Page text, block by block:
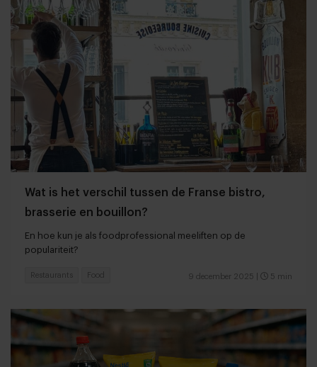
Wat is het verschil tussen de Franse bistro,
brasserie en bouillon?
En hoe kun je als foodprofessional meeliften op de
populariteit?
9 december 2025 5 min
Restaurants Food